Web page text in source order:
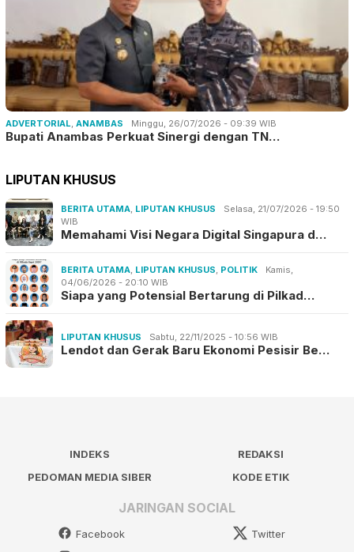
ADVERTORIAL, ANAMBAS Minggu, 26/07/2026 - 09:39 WIB
Bupati Anambas Perkuat Sinergi dengan TN…
LIPUTAN KHUSUS
BERITA UTAMA, LIPUTAN KHUSUS
Selasa, 21/07/2026 - 19:50
WIB
Memahami Visi Negara Digital Singapura d…
BERITA UTAMA, LIPUTAN KHUSUS, POLITIK
Kamis,
04/06/2026 - 20:10 WIB
Siapa yang Potensial Bertarung di Pilkad…
LIPUTAN KHUSUS Sabtu, 22/11/2025 - 10:56 WIB
Lendot dan Gerak Baru Ekonomi Pesisir Be…
INDEKS
REDAKSI
PEDOMAN MEDIA SIBER
KODE ETIK
JARINGAN SOCIAL
Facebook
Twitter